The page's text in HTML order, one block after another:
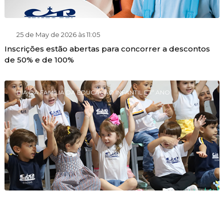
25 de May de 2026 às 11:05
Inscrições estão abertas para concorrer a descontos
de 50% e de 100%
DIA DA FAMÍLIA DA EDUCAÇÃO INFANTIL E 1º ANO